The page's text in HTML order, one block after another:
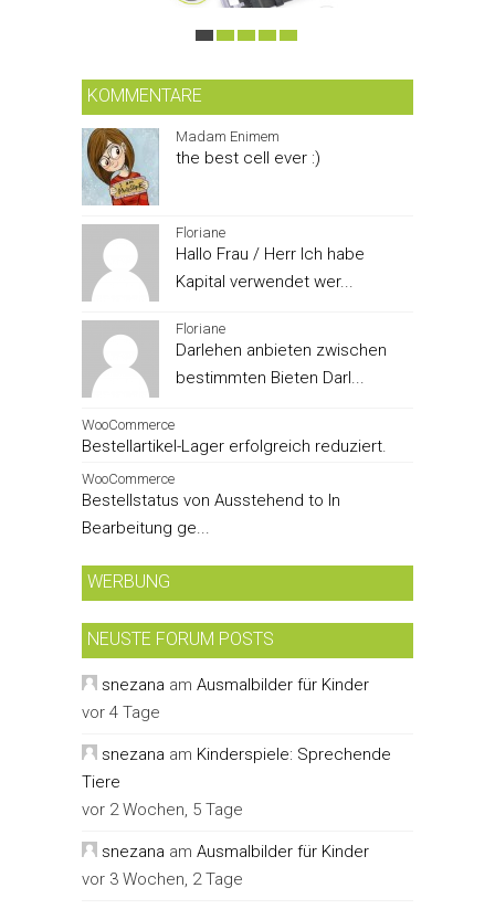
KOMMENTARE
Madam Enimem
the best cell ever :)
Floriane
Hallo Frau / Herr Ich habe
Kapital verwendet wer...
Floriane
Darlehen anbieten zwischen
bestimmten Bieten Darl...
WooCommerce
Bestellartikel-Lager erfolgreich reduziert.
WooCommerce
Bestellstatus von Ausstehend to In
Bearbeitung ge...
WERBUNG
NEUSTE FORUM POSTS
snezana am Ausmalbilder für Kinder
vor 4 Tage
snezana am Kinderspiele: Sprechende
Tiere
vor 2 Wochen, 5 Tage
snezana am Ausmalbilder für Kinder
vor 3 Wochen, 2 Tage